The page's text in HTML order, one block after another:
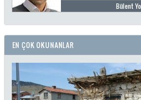
Bülent
EN ÇOK OKUNANLAR